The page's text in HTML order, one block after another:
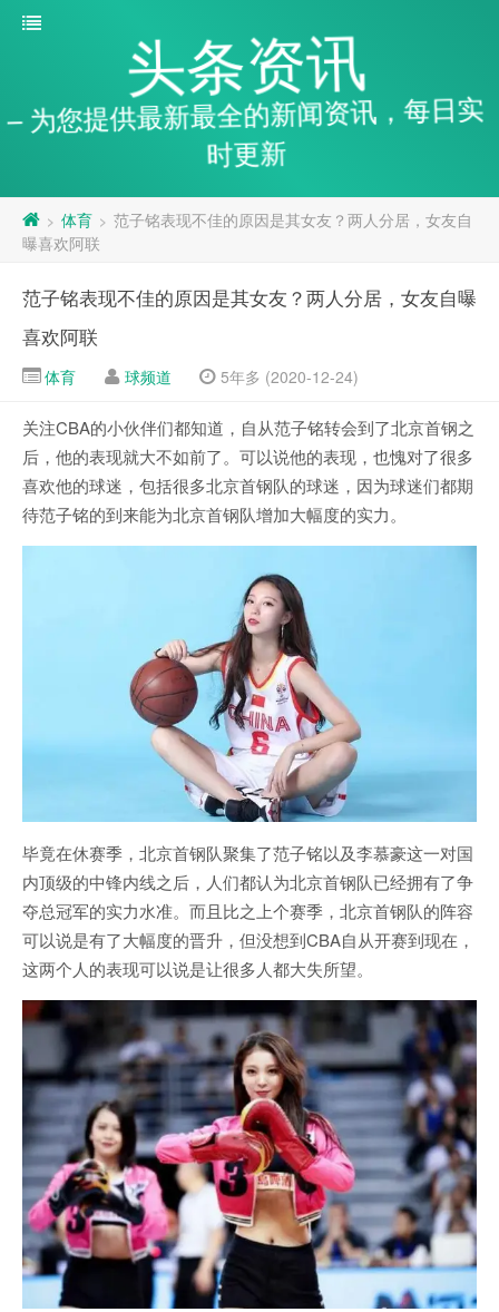
头条资讯
– 为您提供最新最全的新闻资讯，每日实
时更新
> 体育 > 范子铭表现不佳的原因是其女友？两人分居，女友自
曝喜欢阿联
范子铭表现不佳的原因是其女友？两人分居，女友自曝
喜欢阿联
体育 球频道 5年多 (2020-12-24)
关注CBA的小伙伴们都知道，自从范子铭转会到了北京首钢之
后，他的表现就大不如前了。可以说他的表现，也愧对了很多
喜欢他的球迷，包括很多北京首钢队的球迷，因为球迷们都期
待范子铭的到来能为北京首钢队增加大幅度的实力。
毕竟在休赛季，北京首钢队聚集了范子铭以及李慕豪这一对国
内顶级的中锋内线之后，人们都认为北京首钢队已经拥有了争
夺总冠军的实力水准。而且比之上个赛季，北京首钢队的阵容
可以说是有了大幅度的晋升，但没想到CBA自从开赛到现在，
这两个人的表现可以说是让很多人都大失所望。